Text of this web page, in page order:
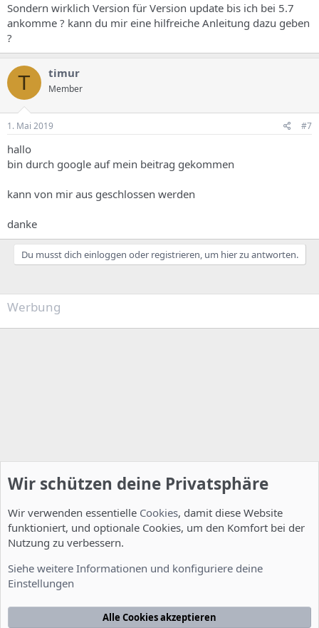
Sondern wirklich Version für Version update bis ich bei 5.7
ankomme ? kann du mir eine hilfreiche Anleitung dazu geben
?
T timur
Member
1. Mai 2019 #7
hallo
bin durch google auf mein beitrag gekommen
kann von mir aus geschlossen werden
danke
Du musst dich einloggen oder registrieren, um hier zu antworten.
Werbung
Nutzungsbedingungen Datenschutzerklärung
Wir schützen deine Privatsphäre
Wir verwenden essentielle Cookies, damit diese Website
funktioniert, und optionale Cookies, um den Komfort bei der
Nutzung zu verbessern.
Siehe weitere Informationen und konfiguriere deine
Einstellungen
Alle Cookies akzeptieren